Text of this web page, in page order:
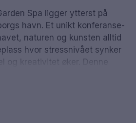
Spa ligger ytterst på
havn. Et unikt konferanse-
naturen og kunsten alltid
hvor stressnivået synker
og kreativitet øker. Denne
i hverdagen kun 15 minutter